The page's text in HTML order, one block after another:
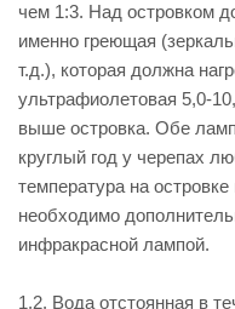
чем 1:3. Над островком
именно греющая
т.д.), которая должна
ультрафиолетовая 5,0-
выше островка. Обе
круглый год у черепах
температура на
необходимо
инфракрасной лампой.
1.2. Вода отстоянная в